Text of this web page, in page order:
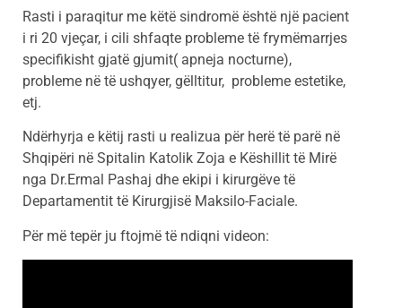
Rasti i paraqitur me këtë sindromë është një pacient
i ri 20 vjeçar, i cili shfaqte probleme të frymëmarrjes
specifikisht gjatë gjumit( apneja nocturne),
probleme në të ushqyer, gëlltitur, probleme estetike,
etj.
Ndërhyrja e këtij rasti u realizua për herë të parë në
Shqipëri në Spitalin Katolik Zoja e Këshillit të Mirë
nga Dr.Ermal Pashaj dhe ekipi i kirurgëve të
Departamentit të Kirurgjisë Maksilo-Faciale.
Për më tepër ju ftojmë të ndiqni videon: